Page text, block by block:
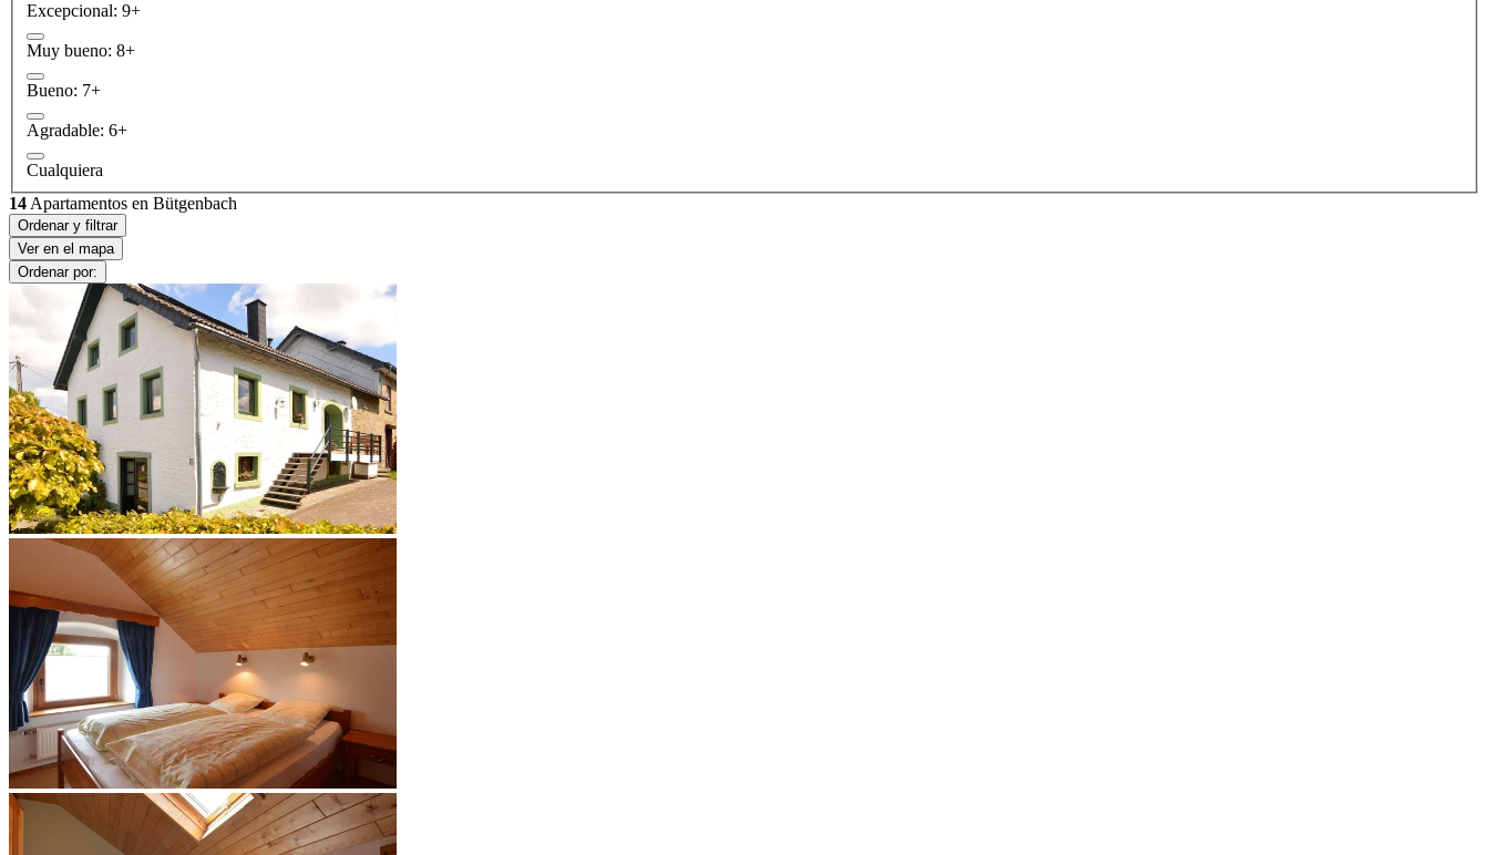
Excepcional: 9+
Muy bueno: 8+
Bueno: 7+
Agradable: 6+
Cualquiera
14 Apartamentos en Bütgenbach
Ordenar y filtrar
Ver en el mapa
Ordenar por: